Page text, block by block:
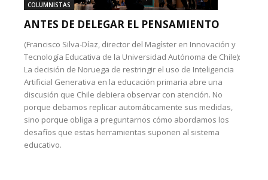
COLUMNISTAS
ANTES DE DELEGAR EL PENSAMIENTO
(Francisco Silva-Díaz, director del Magíster en Innovación y
Tecnología Educativa de la Universidad Autónoma de Chile):
La decisión de Noruega de restringir el uso de Inteligencia
Artificial Generativa en la educación primaria abre una
discusión que Chile debiera observar con atención. No
porque debamos replicar automáticamente sus medidas,
sino porque obliga a preguntarnos cómo abordamos los
desafíos que estas herramientas suponen al sistema
educativo.